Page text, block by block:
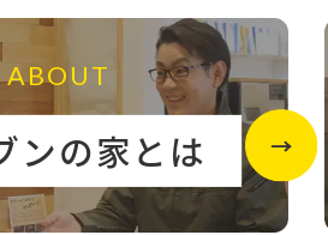
ABOUT
ンの家とは